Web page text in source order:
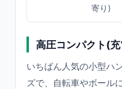
寄り)
高圧コンパクト(
いちばん人気の小型ハ
ズで、自転車やボール